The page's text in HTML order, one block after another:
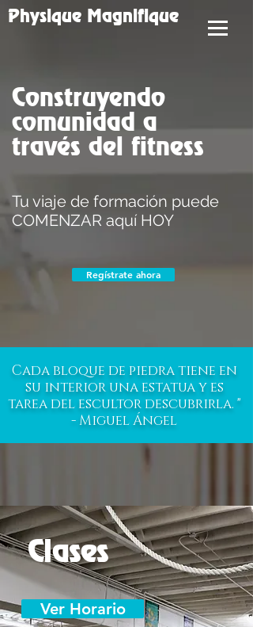
Physique Magnifique
Construyendo
comunidad a
través del fitness
Tu viaje de formación puede
COMENZAR aquí HOY
Regístrate ahora
Cada bloque de piedra tiene en
su interior una estatua y es
tarea del escultor descubrirla. "
- Miguel Ángel
Clases
Ver Horario